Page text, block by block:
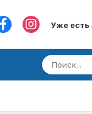
Уже есть